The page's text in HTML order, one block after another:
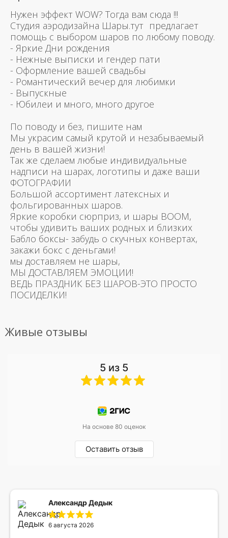
Нужен эффект WOW? Тогда вам сюда !!!
Студия аэродизайна Шары.тут предлагает
помощь с выбором шаров по любому поводу.
- Яркие Дни рождения
- Нежные выписки и гендер пати
- Оформление вашей свадьбы
- Романтический вечер для любимки
- Выпускные
- Юбилеи и много, много другое
По поводу и без, пишите нам
Мы украсим самый крутой и незабываемый
день в вашей жизни!
Так же сделаем любые индивидуальные
надписи на шарах, логотипы и даже ваши
ФОТОГРАФИИ
Большой ассортимент латексных и
фольгированных шаров.
Яркие коробки сюрприз, и шары BOOM,
чтобы удивить ваших родных и близких
Бабло боксы- забудь о скучных конвертах,
закажи бокс с деньгами!
мы доставляем не шары,
МЫ ДОСТАВЛЯЕМ ЭМОЦИИ!
ВЕДЬ ПРАЗДНИК БЕЗ ШАРОВ-ЭТО ПРОСТО
ПОСИДЕЛКИ!
Живые отзывы
5 из 5
На основе 80 оценок
Оставить отзыв
Александр Дедык
6 августа 2026